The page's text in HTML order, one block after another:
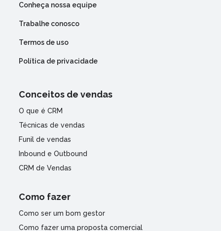
Conheça nossa equipe
Trabalhe conosco
Termos de uso
Política de privacidade
Conceitos de vendas
O que é CRM
Técnicas de vendas
Funil de vendas
Inbound e Outbound
CRM de Vendas
Como fazer
Como ser um bom gestor
Como fazer uma proposta comercial